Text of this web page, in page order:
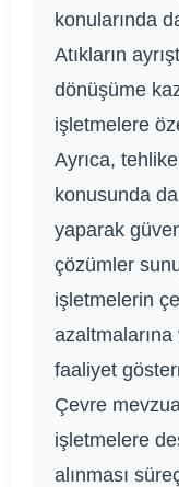
konularında
Atıkların
dönüşüme
işletmelere
Ayrıca,
konusunda
yaparak
çözümler
işletmelerin
faaliyet
Çevre
işletmelere
alınması